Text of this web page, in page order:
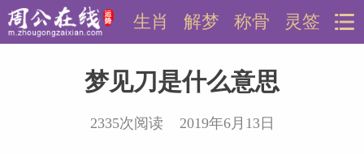
灵签
称骨
解梦
生肖
梦见刀是什么意思
2335次阅读 2019年6月13日